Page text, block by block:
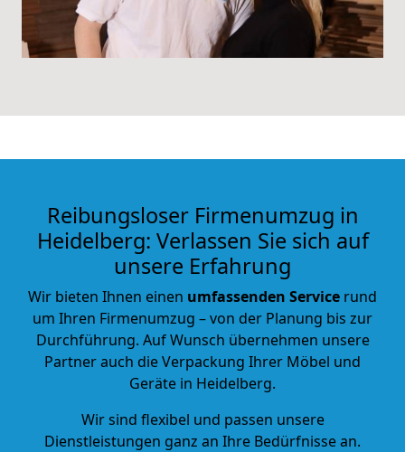
Reibungsloser Firmenumzug in
Heidelberg: Verlassen Sie sich auf
unsere Erfahrung
Wir bieten Ihnen einen umfassenden Service rund
um Ihren Firmenumzug – von der Planung bis zur
Durchführung. Auf Wunsch übernehmen unsere
Partner auch die Verpackung Ihrer Möbel und
Geräte in Heidelberg.
Wir sind flexibel und passen unsere
Dienstleistungen ganz an Ihre Bedürfnisse an.